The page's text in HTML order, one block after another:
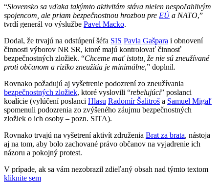
“Slovensko sa vďaka takýmto aktivitám stáva nielen nespoľahlivým
spojencom, ale priam bezpečnostnou hrozbou pre EÚa NATO,”
tvrdí generál vo výslužbe Pavel Macko.
Dodal, že trvajú na odstúpení šéfa SIS Pavla Gašpara i obnovení
činnosti výborov NR SR, ktoré majú kontrolovať činnosť
bezpečnostných zložiek. “Chceme mať istotu, že nie sú zneužívané
proti občanom a riziko zneužitia je minimálne,” doplnil.
Rovnako požadujú aj vyšetrenie podozrení zo zneužívania
bezpečnostných zložiek, ktoré vyslovili “rebelujúci” poslanci
koalície (vylúčení poslanci Hlasu Radomír Šalitroš a Samuel Migaľ
spomenuli podozrenia zo zvýšeného záujmu bezpečnostných
zložiek o ich osoby – pozn. SITA).
Rovnako trvajú na vyšetrení aktivít združenia Brat za brata, nástoja
aj na tom, aby bolo zachované právo občanov na vyjadrenie ich
názoru a pokojný protest.
V prípade, ak sa vám nezobrazil zdieľaný obsah nad týmto textom
kliknite sem